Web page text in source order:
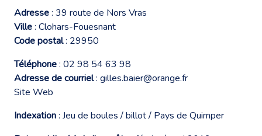
Adresse: 39 route de Nors Vras
Ville: Clohars-Fouesnant
Code postal: 29950
Téléphone: 02 98 54 63 98
Adresse de courriel: gilles.baier@orange.fr
Site Web
Indexation: Jeu de boules / billot / Pays de Quimper